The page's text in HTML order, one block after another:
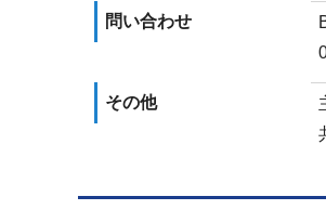
問い合わせ
その他